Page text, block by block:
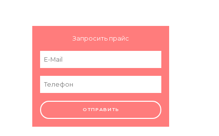
Запросить прайс
ОТПРАВИТЬ